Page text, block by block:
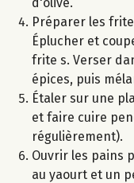
Préparer les
Éplucher et
frite s. Verser
épices, puis
Étaler sur une
et faire cuire
régulièrement).
Ouvrir les pains
au yaourt et un